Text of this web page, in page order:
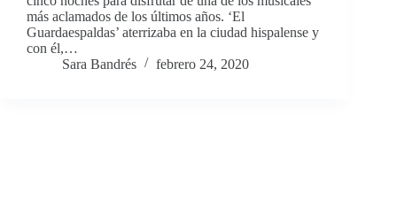
más aclamados de los últimos años. ‘El
Guardaespaldas’ aterrizaba en la ciudad hispalense y
con él,…
Sara Bandrés
febrero 24, 2020